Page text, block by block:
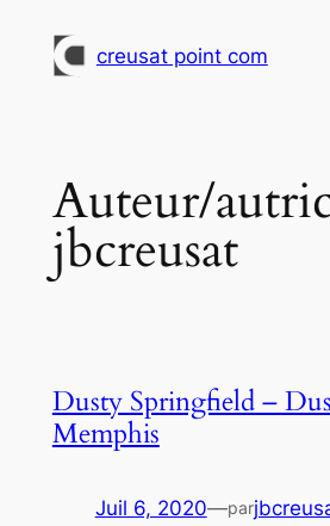
creusat point com
Auteur/
jbcreusat
Dusty Springfield –
Memphis
Juil 6, 2020—par